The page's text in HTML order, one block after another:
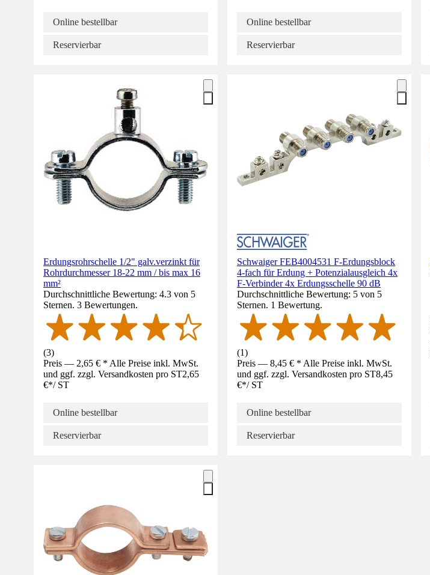
Online bestellbar
Reservierbar
Online bestellbar
Reservierbar
Erdungsrohrschelle 1/2" galv.verzinkt für
Rohrdurchmesser 18-22 mm / bis max 16
mm²
Durchschnittliche Bewertung: 4.3 von 5
Sternen. 3 Bewertungen.
(3)
Preis — 2,65 € * Alle Preise inkl. MwSt.
und ggf. zzgl. Versandkosten pro ST2,65
€*/ ST
Online bestellbar
Reservierbar
Schwaiger FEB4004531 F-Erdungsblock
4-fach für Erdung + Potenzialausgleich 4x
F-Verbinder 4x Erdungsschelle 90 dB
Durchschnittliche Bewertung: 5 von 5
Sternen. 1 Bewertung.
(1)
Preis — 8,45 € * Alle Preise inkl. MwSt.
und ggf. zzgl. Versandkosten pro ST8,45
€*/ ST
Online bestellbar
Reservierbar